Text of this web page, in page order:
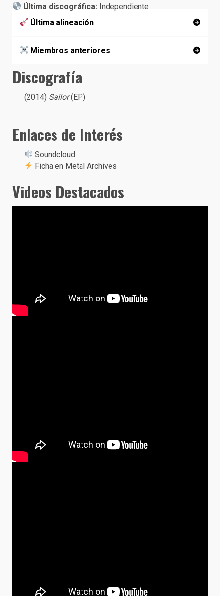
Última discográfica: Independiente
Última alineación
Miembros anteriores
Discografía
(2014) Sailor(EP)
Enlaces de Interés
Soundcloud
Ficha en Metal Archives
Videos Destacados